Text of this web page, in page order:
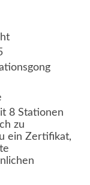
8 Stationen
zu
ein Zertifikat,